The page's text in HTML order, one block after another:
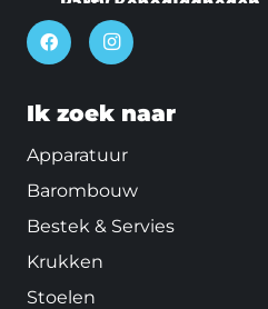
Ik zoek naar
Apparatuur
Barombouw
Bestek & Servies
Krukken
Stoelen